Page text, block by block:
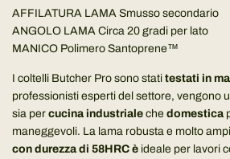
AFFILATURA LAMA Smusso secondario
ANGOLO LAMA Circa 20 gradi per lato
MANICO Polimero Santoprene™
I coltelli Butcher Pro sono stati testati in
professionisti esperti del settore, vengono
sia per cucina industriale che domestica
maneggevoli. La lama robusta e molto
con durezza di 58HRC è ideale per lavori